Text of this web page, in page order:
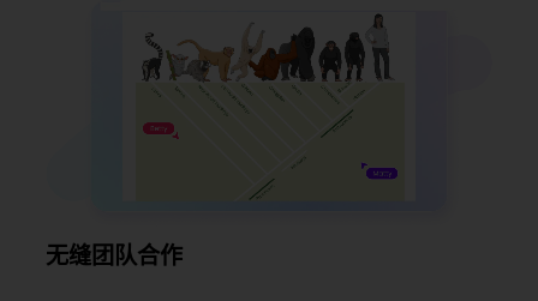
无缝团队合作